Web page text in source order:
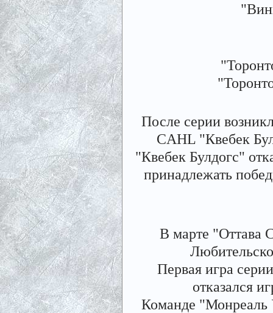
После серии
CAHL "Квебек
"Квебек Булдогс"
принадлежать
В марте "Оттава
Первая игра
отказался
Команде "Монреаль